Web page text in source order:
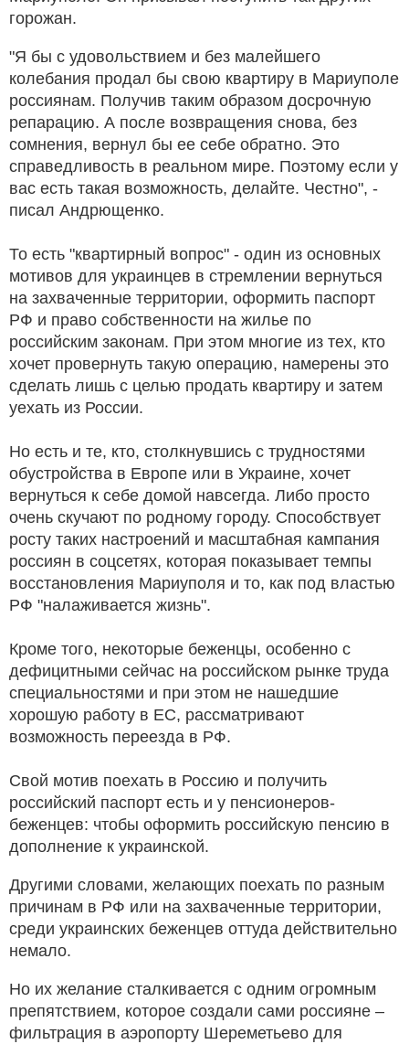
горожан.
"Я бы с удовольствием и без малейшего
колебания продал бы свою квартиру в Мариуполе
россиянам. Получив таким образом досрочную
репарацию. А после возвращения снова, без
сомнения, вернул бы ее себе обратно. Это
справедливость в реальном мире. Поэтому если у
вас есть такая возможность, делайте. Честно", -
писал Андрющенко.
То есть "квартирный вопрос" - один из основных
мотивов для украинцев в стремлении вернуться
на захваченные территории, оформить паспорт
РФ и право собственности на жилье по
российским законам. При этом многие из тех, кто
хочет провернуть такую операцию, намерены это
сделать лишь с целью продать квартиру и затем
уехать из России.
Но есть и те, кто, столкнувшись с трудностями
обустройства в Европе или в Украине, хочет
вернуться к себе домой навсегда. Либо просто
очень скучают по родному городу. Способствует
росту таких настроений и масштабная кампания
россиян в соцсетях, которая показывает темпы
восстановления Мариуполя и то, как под властью
РФ "налаживается жизнь".
Кроме того, некоторые беженцы, особенно с
дефицитными сейчас на российском рынке труда
специальностями и при этом не нашедшие
хорошую работу в ЕС, рассматривают
возможность переезда в РФ.
Свой мотив поехать в Россию и получить
российский паспорт есть и у пенсионеров-
беженцев: чтобы оформить российскую пенсию в
дополнение к украинской.
Другими словами, желающих поехать по разным
причинам в РФ или на захваченные территории,
среди украинских беженцев оттуда действительно
немало.
Но их желание сталкивается с одним огромным
препятствием, которое создали сами россияне –
фильтрация в аэропорту Шереметьево для